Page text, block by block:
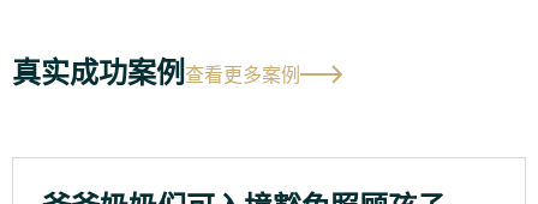
真实成功案例查看更多案例